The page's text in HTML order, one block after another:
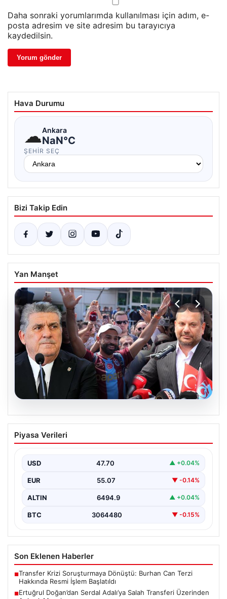
Daha sonraki yorumlarımda kullanılması için adım, e-
posta adresim ve site adresim bu tarayıcıya
kaydedilsin.
Hava Durumu
☁Ankara
NaN°C
ŞEHIR SEÇ
Bizi Takip Edin
Yan Manşet
Ertuğrul Doğan’dan Serdal Adalı’ya
Salah Transferi Üzerinden Anlamlı
Trabzonspor Kulübü Başkanı Ertuğrul Doğan, son
söylentileriyle ilgili…
Piyasa Verileri
USD 47.70 ▲ +0.04%
EUR 55.07 ▼ -0.14%
ALTIN 6494.9 ▲ +0.04%
BTC 3064480 ▼ -0.15%
Son Eklenen Haberler
■Transfer Krizi Soruşturmaya Dönüştü: Burhan Can Terzi
Hakkında Resmi İşlem Başlatıldı
■Ertuğrul Doğan’dan Serdal Adalı’ya Salah Transferi Üzerinden